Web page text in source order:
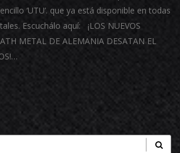
‘UTU’. que ya está disponible en todas
Escuchálo aquí: ¡LOS NUEVOS
METAL DE ALEMANIA DESATAN EL